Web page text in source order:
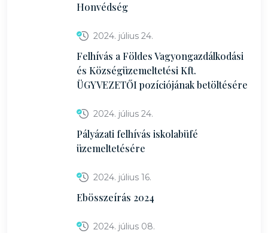
Honvédség
2024. július 24.
Felhívás a Földes Vagyongazdálkodási
és Községüzemeltetési Kft.
ÜGYVEZETŐI pozíciójának betöltésére
2024. július 24.
Pályázati felhívás iskolabüfé
üzemeltetésére
2024. július 16.
Ebösszeírás 2024
2024. július 08.